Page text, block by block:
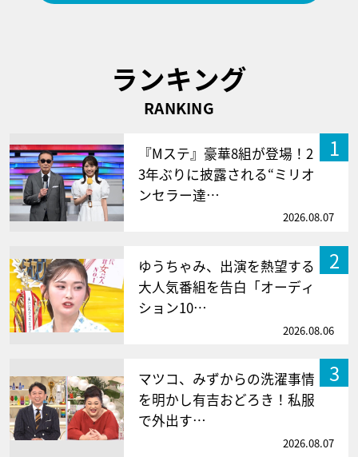
ランキング
RANKING
1
『Mステ』豪華8組が登場！2
3年ぶりに披露される“ミリオ
ンセラー達…
2026.08.07
2
ゆうちゃみ、出演を熱望する
大人気番組を告白「オーディ
ション10…
2026.08.06
3
マツコ、みずからの洗濯事情
を明かし有吉おどろき！私服
で外出す…
2026.08.07